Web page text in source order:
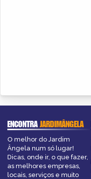
ENCONTRAJARDIMÂNGELA
O melhor do Jardim
Ângela num só lugar!
Dicas, onde ir, o que fazer,
as melhores empresas,
locais, serviços e muito